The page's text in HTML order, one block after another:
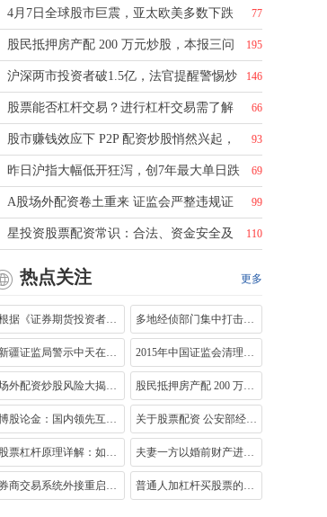
77
4月7日全球股市巨震，亚太欧美多数下跌
195
股民抵押房产配 200 万元炒股，本报三问
146
沪深两市投资者破1.5亿，法官提醒警惕炒
66
股票能否杠杆交易？进行杠杆交易需了解
93
股市赚钱效应下 P2P 配资炒股悄然兴起，
69
昨日沪指大幅低开狂泻，创7年最大单日跌
99
A股场外配资卷土重来 证监会严整违规证
110
星投资股票配资常识：合法、资金安全及
更多
热点关注
根据《证券期货投资者适当性管理办法》 多地经侦部门集中打击场外配资，涉案
新疆证监局警示中天在线场外配资平台 2015年中国证监会清理场外配资政策解析：
场外配资炒股风险大揭秘：2亿资金杠杆炒 股民抵押房产配 200 万元炒股，本报三问
博股论金：国内领先互联网金融服务平台 关于股票配资 公安部经侦局统一指挥，多
股票杠杆原理详解：如何通过借贷放大投 夫妻一方以婚前财产进行股票投资，分割
券商交易系统外接重启在即，私募机构期 普通人加杠杆买股票的两种途径：融资融